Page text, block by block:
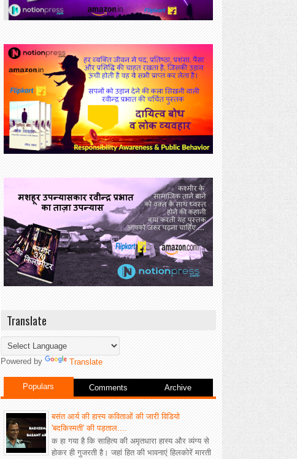
Translate
Powered by Translate
Populars Comments Archive
बसंत आर्य की हास्य कविताओं की जारी विडियो
'बदकिस्मती' की पड़ताल....
क हा गया है कि साहित्य की अमृतधारा हास्य और व्यंग्य से
होकर ही गुजरती है। जहां हित की भावनाएं हिलकोरें मारती